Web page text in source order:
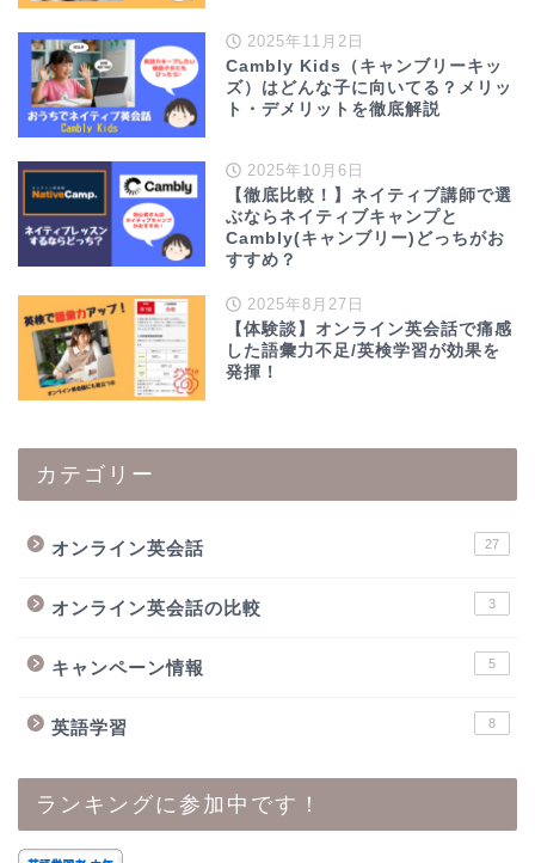
2025年11月2日
Cambly Kids（キャンブリーキッ
ズ）はどんな子に向いてる？メリッ
ト・デメリットを徹底解説
2025年10月6日
【徹底比較！】ネイティブ講師で選
ぶならネイティブキャンプと
Cambly(キャンブリー)どっちがお
すすめ？
2025年8月27日
【体験談】オンライン英会話で痛感
した語彙力不足/英検学習が効果を
発揮！
カテゴリー
オンライン英会話 27
オンライン英会話の比較 3
キャンペーン情報 5
英語学習 8
ランキングに参加中です！